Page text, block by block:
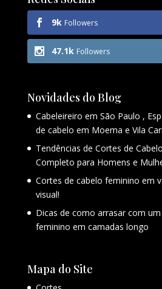
9k Followers
47.1k Followers
Novidades do Blog
Cabeleireiro em São Paulo ,
de cabelo em Moema e Vila
Tendências de Cortes de
Completo para Homens e
Cortes de cabelo feminino em
visual!
Dicas de como arrasar com
feminino em camadas longo
Mapa do Site